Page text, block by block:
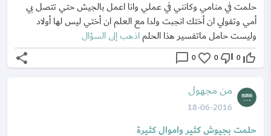
حلمت في منامي وكانني في عملي وانا اعمل بالجيش حتي تتصل بي
أمي وتفولي ان أختك انجبت ولدا مع العلم ان أختي ليس لها أولاد
وليست حامل ماتفسير هذا الحلماذهب إلى السؤال
thumb_up_off_alt
0
thumb_down_off_alt
0
favorite_border
0
chat_bubble_outline
share
من مجهول
18-06-2016
حلمت بجيوش كثير واموال كثيرة